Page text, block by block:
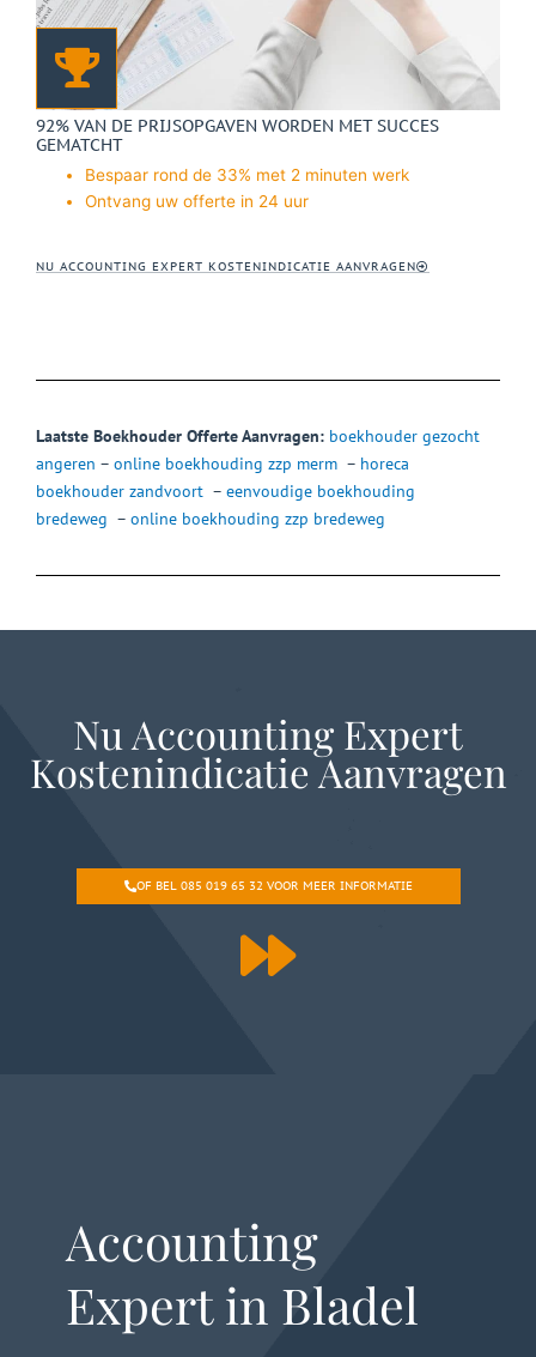
92% VAN DE PRIJSOPGAVEN WORDEN MET SUCCES
GEMATCHT
Bespaar rond de 33% met 2 minuten werk
Ontvang uw offerte in 24 uur
NU ACCOUNTING EXPERT KOSTENINDICATIE AANVRAGEN
Laatste Boekhouder Offerte Aanvragen: boekhouder gezocht
angeren – online boekhouding zzp merm – horeca
boekhouder zandvoort – eenvoudige boekhouding
bredeweg – online boekhouding zzp bredeweg
Nu Accounting Expert
Kostenindicatie Aanvragen
OF BEL 085 019 65 32 VOOR MEER INFORMATIE
Accounting
Expert in Bladel